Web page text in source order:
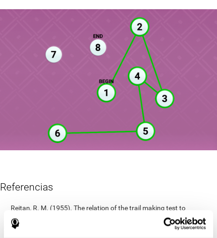
Referencias
Reitan, R. M. (1955). The relation of the trail making test to
organic brain damage. Journal of Consulting Psychology
Reitan, R. M. (1958). Validity of the Trail Making test as an